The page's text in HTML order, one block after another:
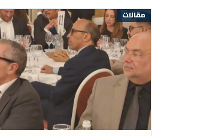
مقالات